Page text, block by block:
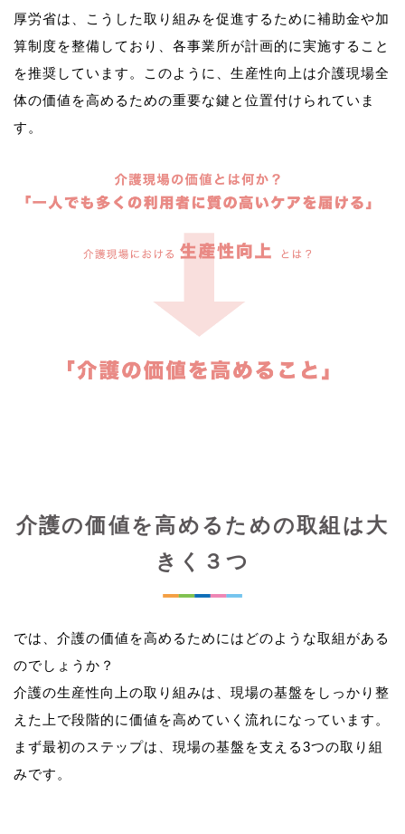
厚労省は、こうした取り組みを促進するために補助金や加
算制度を整備しており、各事業所が計画的に実施すること
を推奨しています。このように、生産性向上は介護現場全
体の価値を高めるための重要な鍵と位置付けられていま
介護の価値を高めるための取組は大
きく３つ
では、介護の価値を高めるためにはどのような取組がある
のでしょうか？
介護の生産性向上の取り組みは、現場の基盤をしっかり整
えた上で段階的に価値を高めていく流れになっています。
まず最初のステップは、現場の基盤を支える3つの取り組